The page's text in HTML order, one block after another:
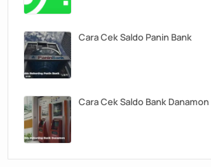
Cara Cek Saldo Panin Bank
Cara Cek Saldo Bank Danamon